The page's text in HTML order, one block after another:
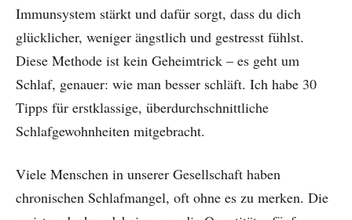
Immunsystem stärkt und dafür sorgt, dass du dich
glücklicher, weniger ängstlich und gestresst fühlst.
Diese Methode ist kein Geheimtrick – es geht um
Schlaf, genauer: wie man besser schläft. Ich habe 30
Tipps für erstklassige, überdurchschnittliche
Schlafgewohnheiten mitgebracht.
Viele Menschen in unserer Gesellschaft haben
chronischen Schlafmangel, oft ohne es zu merken. Die